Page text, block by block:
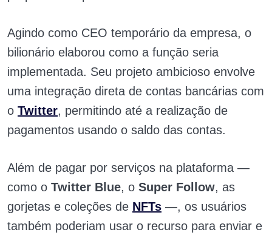
Agindo como CEO temporário da empresa, o
bilionário elaborou como a função seria
implementada. Seu projeto ambicioso envolve
uma integração direta de contas bancárias com
o Twitter, permitindo até a realização de
pagamentos usando o saldo das contas.
Além de pagar por serviços na plataforma —
como o Twitter Blue, o Super Follow, as
gorjetas e coleções de NFTs —, os usuários
também poderiam usar o recurso para enviar e